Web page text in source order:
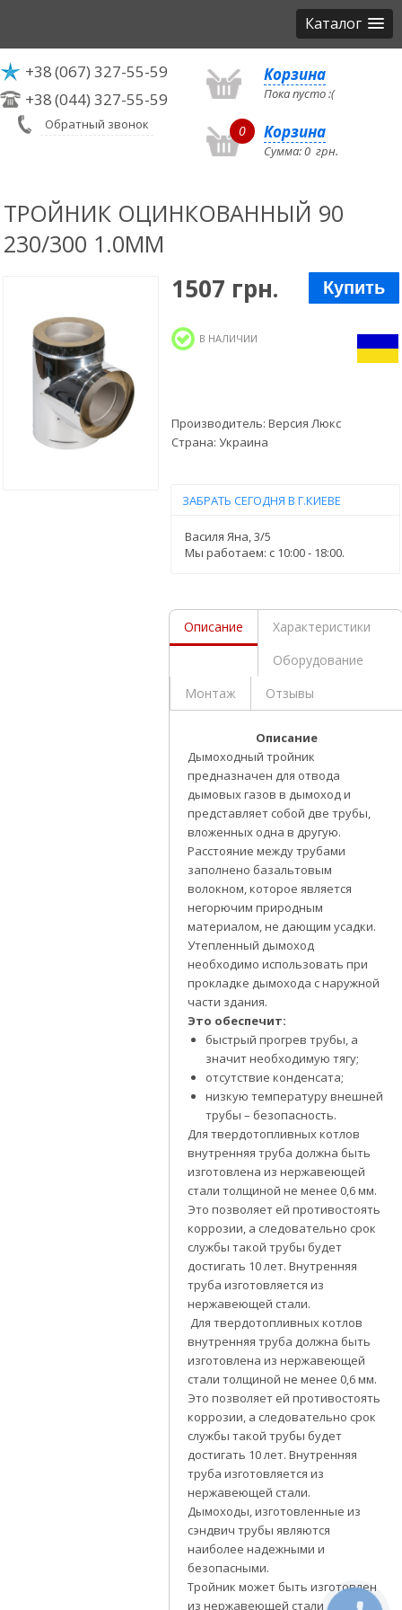
Каталог
+38(067) 327-55-59
+38(044) 327-55-59
Обратный звонок
Корзина
Пока пусто :(
0 Корзина
Сумма:0 грн.
ТРОЙНИК ОЦИНКОВАННЫЙ 90
230/300 1.0ММ
1507 грн. Купить
В НАЛИЧИИ
Производитель: Версия Люкс
Страна: Украина
ЗАБРАТЬ СЕГОДНЯ В Г.КИЕВЕ
Василя Яна, 3/5
Мы работаем: c 10:00 - 18:00.
Описание
Характеристики
Оборудование
Монтаж
Отзывы
Описание
Дымоходный тройник
предназначен для отвода
дымовых газов в дымоход и
представляет собой две трубы,
вложенных одна в другую.
Расстояние между трубами
заполнено базальтовым
волокном, которое является
негорючим природным
материалом, не дающим усадки.
Утепленный дымоход
необходимо использовать при
прокладке дымохода с наружной
части здания.
Это обеспечит:
быстрый прогрев трубы, а
значит необходимую тягу;
отсутствие конденсата;
низкую температуру внешней
трубы – безопасность.
Для твердотопливных котлов
внутренняя труба должна быть
изготовлена из нержавеющей
стали толщиной не менее 0,6 мм.
Это позволяет ей противостоять
коррозии, а следовательно срок
службы такой трубы будет
достигать 10 лет. Внутренняя
труба изготовляется из
нержавеющей стали.
Для твердотопливных котлов
внутренняя труба должна быть
изготовлена из нержавеющей
стали толщиной не менее 0,6 мм.
Это позволяет ей противостоять
коррозии, а следовательно срок
службы такой трубы будет
достигать 10 лет. Внутренняя
труба изготовляется из
нержавеющей стали.
Дымоходы, изготовленные из
сэндвич трубы являются
наиболее надежными и
безопасными.
Тройник может быть изготовлен
из нержавеющей стали